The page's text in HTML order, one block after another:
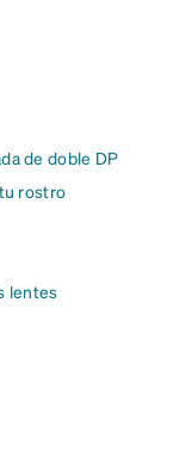
de doble DP
rostro
lentes